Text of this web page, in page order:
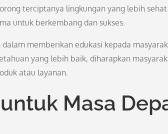
terciptanya lingkungan yang lebih
untuk berkembang dan sukses.
dalam memberikan edukasi kepada
yang lebih baik, diharapkan
atau layanan.
Masa